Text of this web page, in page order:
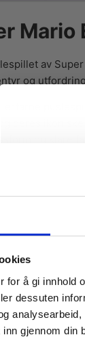
for å gi innhold
dessuten
gjennom din
av
og
deres
og klare
samtidig
i alle
Meld
gode